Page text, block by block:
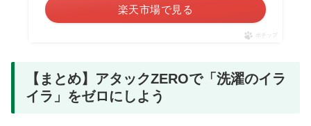
楽天市場で見る
ポチップ
【まとめ】アタックZEROで「洗濯のイラ
イラ」をゼロにしよう